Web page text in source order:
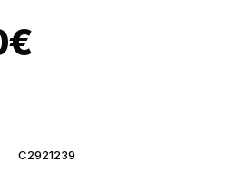
€
C2921239